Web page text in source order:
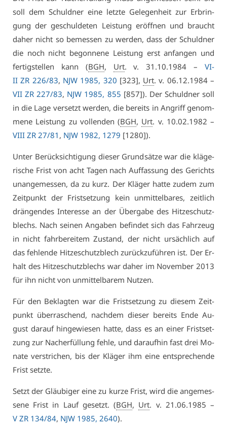
soll dem Schuld­ner ei­ne letz­te Ge­le­gen­heit zur Er­brin­
gung der ge­schul­de­ten Leis­tung er­öff­nen und braucht
da­her nicht so be­mes­sen zu wer­den, dass der Schuld­ner
die noch nicht be­gon­ne­ne Leis­tung erst an­fan­gen und
fer­tig­stel­len kann (BGH, Urt. v. 31.10.1984 –VI­
II ZR 226/83, NJW 1985, 320 [323], Urt. v. 06.12.1984 –
VII ZR 227/83, NJW 1985, 855 [857]). Der Schuld­ner soll
in die La­ge ver­setzt wer­den, die be­reits in An­griff ge­nom­
me­ne Leis­tung zu voll­enden (BGH, Urt. v. 10.02.1982 –
VI­II ZR 27/81 , NJW 1982, 1279 [1280]).
Un­ter Be­rück­sich­ti­gung die­ser Grund­sät­ze war die klä­ge­
ri­sche Frist von acht Ta­gen nach Auf­fas­sung des Ge­richts
un­an­ge­mes­sen, da zu kurz. Der Klä­ger hat­te zu­dem zum
Zeit­punkt der Frist­set­zung kein un­mit­tel­ba­res, zeit­lich
drän­gen­des In­ter­es­se an der Über­ga­be des Hit­ze­schutz­
blechs. Nach sei­nen An­ga­ben be­fin­det sich das Fahr­zeug
in nicht fahr­be­rei­tem Zu­stand, der nicht ur­säch­lich auf
das feh­len­de Hit­ze­schutz­blech zu­rück­zu­füh­ren ist. Der Er­
halt des Hit­ze­schutz­blechs war da­her im No­vem­ber 2013
für ihn nicht von un­mit­tel­ba­rem Nut­zen.
Für den Be­klag­ten war die Frist­set­zung zu die­sem Zeit­
punkt über­ra­schend, nach­dem die­ser be­reits En­de Au­
gust dar­auf hin­ge­wie­sen hat­te, dass es an ei­ner Frist­set­
zung zur Nach­er­fül­lung feh­le, und dar­auf­hin fast drei Mo­
na­te ver­stri­chen, bis der Klä­ger ihm ei­ne ent­spre­chen­de
Frist setz­te.
Setzt der Gläu­bi­ger ei­ne zu kur­ze Frist, wird die an­ge­mes­
se­ne Frist in Lauf ge­setzt. (BGH, Urt. v. 21.06.1985 –
V ZR 134/84, NJW 1985, 2640).